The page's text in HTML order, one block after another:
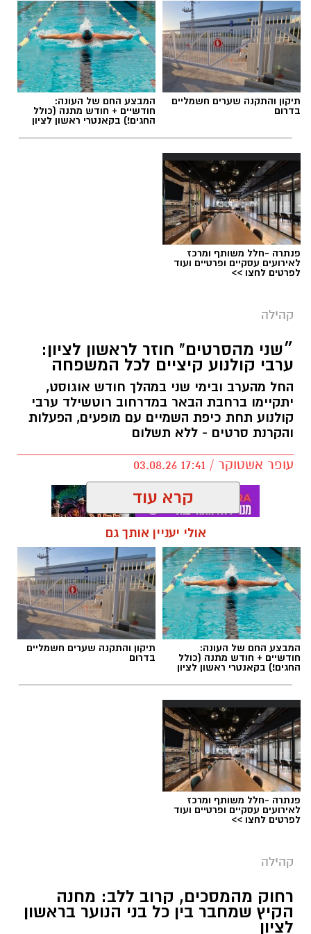
תיקון והתקנה שערים חשמליים
בדרום
המבצע החם של העונה:
חודשיים + חודש מתנה (כולל
החגים!) בקאנטרי ראשון לציון
פנתרה -חלל משותף ומרכז
לאירועים עסקיים ופרטיים ועוד
לפרטים לחצו >>
קהילה
״שני מהסרטים" חוזר לראשון לציון:
ערבי קולנוע קיציים לכל המשפחה
החל מהערב ובימי שני במהלך חודש אוגוסט,
יתקיימו ברחבת הבאר במדרחוב רוטשילד ערבי
קולנוע תחת כיפת השמיים עם מופעים, הפעלות
והקרנת סרטים - ללא תשלום
עופר אשטוקר / 17:41 03.08.26
תגים:שני מהסרטים בראשון לציון
צילום: עיריית ראשון לציון
העיר ליהנות גם השנה מסדרת אירועי הקיץ "שני
הבאר במדרחוב רוטשילד. מדי יום שני ייהנו
המבקרים מערב חווייתי לכל המשפחה, הכולל
קרא עוד
אולי יעניין אותך גם
המבצע החם של העונה:
חודשיים + חודש מתנה (כולל
החגים!) בקאנטרי ראשון לציון
תיקון והתקנה שערים חשמליים
בדרום
פנתרה -חלל משותף ומרכז
לאירועים עסקיים ופרטיים ועוד
לפרטים לחצו >>
קהילה
רחוק מהמסכים, קרוב ללב: מחנה
הקיץ שמחבר בין כל בני הנוער בראשון
לציון